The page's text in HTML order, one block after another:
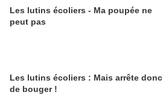
Les lutins écoliers - Ma poupée ne
peut pas
Les lutins écoliers : Mais arrête donc
de bouger !